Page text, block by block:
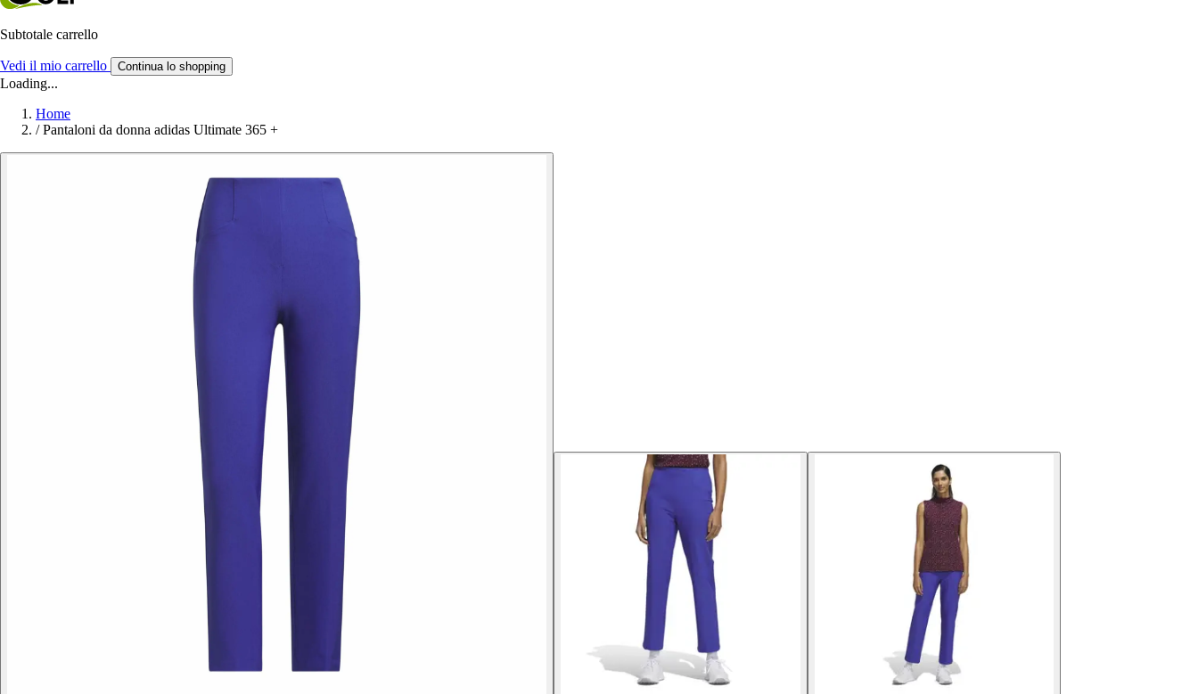
Subtotale carrello
Vedi il mio carrello Continua lo shopping
Loading...
Home
/ Pantaloni da donna adidas Ultimate 365 +